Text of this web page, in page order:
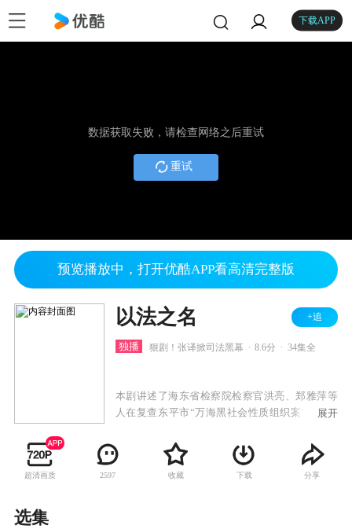
下载APP
数据获取失败，请检查网络之后重试
重试
预览播放中，打开优酷APP看高清完整版
以法之名 +追
独播 狠剧！张译掀司法黑幕 8.6分 34集全
本剧讲述了海东省检察院检察官洪亮、郑雅萍等
人在复查东平市“万海黑社会性质组织案”过程中
线索为突破口，彻底打掉了背后的黑恶势力，同
时查办司法工作人员的职务犯罪。
展开
超清画质 2597 收藏 下载 分享
选集